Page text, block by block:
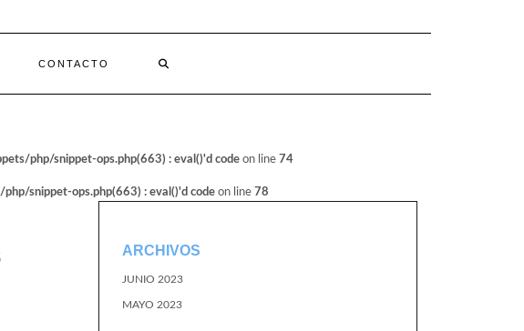
CONTACTO
php/snippet-ops.php(663) : eval()'d code on line 74
snippet-ops.php(663) : eval()'d code on line 78
ARCHIVOS
JUNIO 2023
MAYO 2023